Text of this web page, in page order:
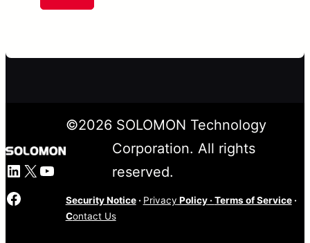
LinkedIn
X YouTube
©2026SOLOMON Technology
Corporation. All rights
reserved.
Security Notice· Privacy Policy· Terms of Service·
Contact Us